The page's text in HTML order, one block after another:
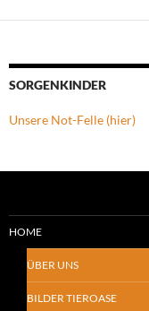
SORGENKINDER
Unsere Not-Felle (hier)
HOME
ÜBER UNS
BILDER TIEROASE